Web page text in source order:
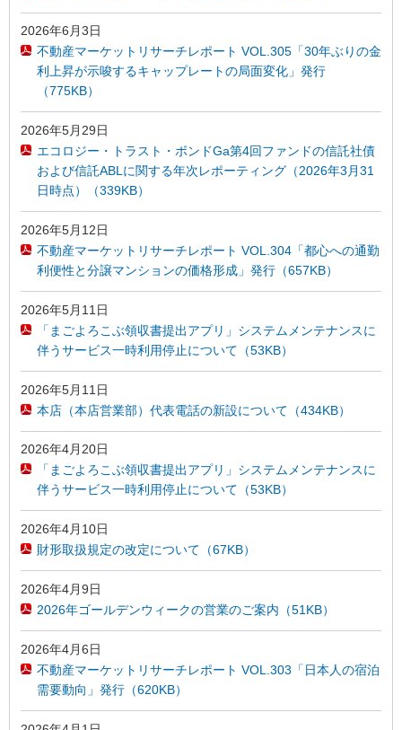
2026年6月3日
不動産マーケットリサーチレポート VOL.305「30年ぶりの金
利上昇が示唆するキャップレートの局面変化」発行
（775KB）
2026年5月29日
エコロジー・トラスト・ボンドGa第4回ファンドの信託社債
および信託ABLに関する年次レポーティング（2026年3月31
日時点）（339KB）
2026年5月12日
不動産マーケットリサーチレポート VOL.304「都心への通勤
利便性と分譲マンションの価格形成」発行（657KB）
2026年5月11日
「まごよろこぶ領収書提出アプリ」システムメンテナンスに
伴うサービス一時利用停止について（53KB）
2026年5月11日
本店（本店営業部）代表電話の新設について（434KB）
2026年4月20日
「まごよろこぶ領収書提出アプリ」システムメンテナンスに
伴うサービス一時利用停止について（53KB）
2026年4月10日
財形取扱規定の改定について（67KB）
2026年4月9日
2026年ゴールデンウィークの営業のご案内（51KB）
2026年4月6日
不動産マーケットリサーチレポート VOL.303「日本人の宿泊
需要動向」発行（620KB）